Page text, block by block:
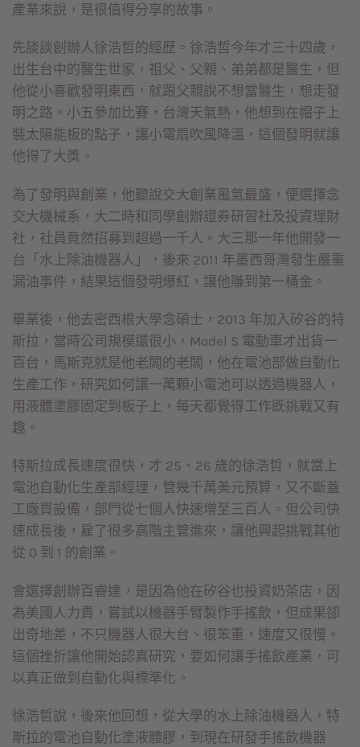
產業來說，是很值得分享的故事。
先談談創辦人徐浩哲的經歷。徐浩哲今年才三十四歲，
出生台中的醫生世家，祖父、父親、弟弟都是醫生，但
他從小喜歡發明東西，就跟父親說不想當醫生，想走發
明之路。小五參加比賽，台灣天氣熱，他想到在帽子上
裝太陽能板的點子，讓小電扇吹風降溫，這個發明就讓
他得了大獎。
為了發明與創業，他聽說交大創業風氣最盛，便選擇念
交大機械系，大二時和同學創辦證券研習社及投資理財
社，社員竟然招募到超過一千人。大三那一年他開發一
台「水上除油機器人」，後來 2011 年墨西哥灣發生嚴重
漏油事件，結果這個發明爆紅，讓他賺到第一桶金。
畢業後，他去密西根大學念碩士，2013 年加入矽谷的特
斯拉，當時公司規模還很小，Model S 電動車才出貨一
百台，馬斯克就是他老闆的老闆，他在電池部做自動化
生產工作，研究如何讓一萬顆小電池可以透過機器人，
用液體塗膠固定到板子上，每天都覺得工作既挑戰又有
趣。
特斯拉成長速度很快，才 25、26 歲的徐浩哲，就當上
電池自動化生產部經理，管幾千萬美元預算，又不斷蓋
工廠買設備，部門從七個人快速增至三百人。但公司快
速成長後，雇了很多高階主管進來，讓他興起挑戰其他
從 0 到 1 的創業。
會選擇創辦百睿達，是因為他在矽谷也投資奶茶店，因
為美國人力貴，嘗試以機器手臂製作手搖飲，但成果卻
出奇地差，不只機器人很大台、很笨重，速度又很慢。
這個挫折讓他開始認真研究，要如何讓手搖飲產業，可
以真正做到自動化與標準化。
徐浩哲說，後來他回想，從大學的水上除油機器人，特
斯拉的電池自動化塗液體膠，到現在研發手搖飲機器